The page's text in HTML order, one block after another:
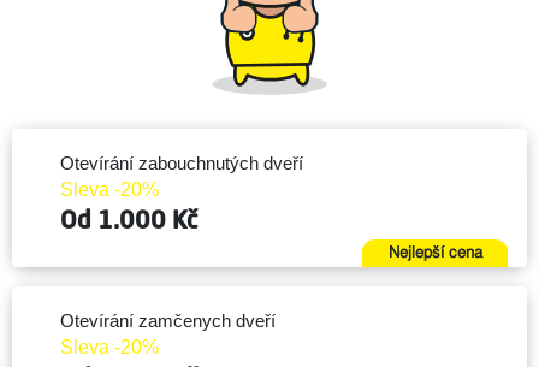
Otevírání zabouchnutých dveří
Sleva -20%
Od 1.000 Kč
Nejlepší cena
Otevírání zamčenych dveří
Sleva -20%